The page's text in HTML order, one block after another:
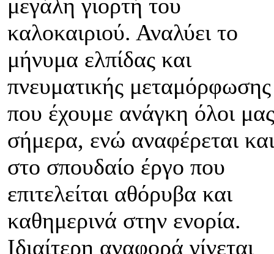
μεγάλη γιορτή του
καλοκαιριού. Αναλύει το
μήνυμα ελπίδας και
πνευματικής μεταμόρφωσης
που έχουμε ανάγκη όλοι μας
σήμερα, ενώ αναφέρεται και
στο σπουδαίο έργο που
επιτελείται αθόρυβα και
καθημερινά στην ενορία.
Ιδιαίτερη αναφορά γίνεται